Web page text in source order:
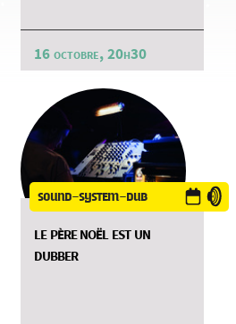
16 octobre, 20h30
sound-system-dub
le père noël est un
dubber